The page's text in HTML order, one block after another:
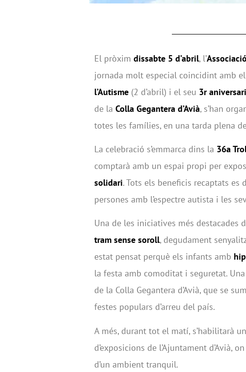
El pròxim dissabte 5 d’abril, l’
jornada molt especial coincidint amb el
l’Autisme (2 d’abril) i el seu 3r aniversari
de la Colla Gegantera d’Avià, s’han
totes les famílies, en una tarda plena
La celebració s’emmarca dins la 36a
comptarà amb un espai propi per
solidari. Tots els beneficis recaptats
persones amb l’espectre autista i les
Una de les iniciatives més destacades
tram sense soroll, degudament
estat pensat perquè els infants amb
la festa amb comoditat i seguretat.
de la Colla Gegantera d’Avià, que se
festes populars d’arreu del país.
A més, durant tot el matí, s’habilitarà un
d’exposicions de l’Ajuntament d’Avià,
d’un ambient tranquil.